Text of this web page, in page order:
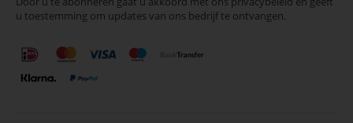
nieuwsbrief
u toestemming om updates van ons bedrijf te ontvangen.